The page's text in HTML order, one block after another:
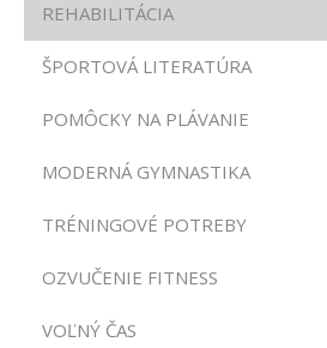
REHABILITÁCIA
ŠPORTOVÁ LITERATÚRA
POMÔCKY NA PLÁVANIE
MODERNÁ GYMNASTIKA
TRÉNINGOVÉ POTREBY
OZVUČENIE FITNESS
VOĽNÝ ČAS